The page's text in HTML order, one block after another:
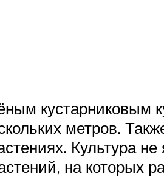
кустарниковым
метров.
Культура не
на которых